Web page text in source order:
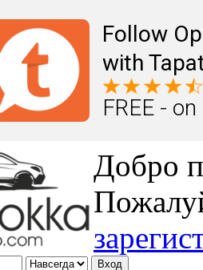
Follow
with
FREE -
Добро